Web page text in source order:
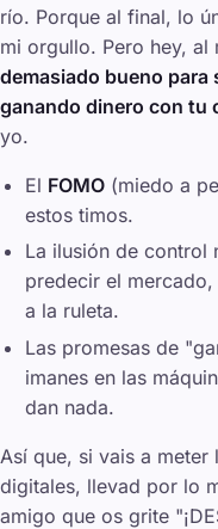
río. Porque al final, lo
mi orgullo. Pero hey, al
demasiado bueno para
ganando dinero con tu
yo.
El FOMO(miedo a
estos timos.
La ilusión de control
predecir el
a la ruleta.
Las promesas de
imanes en las
dan nada.
Así que, si vais a
digitales, llevad por lo
amigo que os grite